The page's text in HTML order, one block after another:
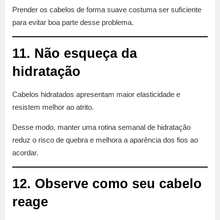
Prender os cabelos de forma suave costuma ser suficiente
para evitar boa parte desse problema.
11. Não esqueça da
hidratação
Cabelos hidratados apresentam maior elasticidade e
resistem melhor ao atrito.
Desse modo, manter uma rotina semanal de hidratação
reduz o risco de quebra e melhora a aparência dos fios ao
acordar.
12. Observe como seu cabelo
reage